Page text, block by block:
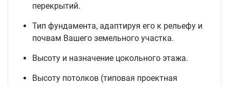
перекрытий.
Тип фундамента, адаптируя его к рельефу и
почвам Вашего земельного участка.
Высоту и назначение цокольного этажа.
Высоту потолков (типовая проектная